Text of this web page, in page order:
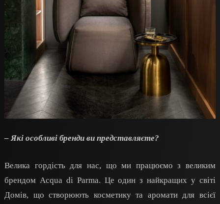
– Які особливі бренди ви представляєте?
Велика гордість для нас, що ми працюємо з великим
брендом Acqua di Parma. Це один з найкращих у світі
Домів, що створюють косметику та аромати для всієї